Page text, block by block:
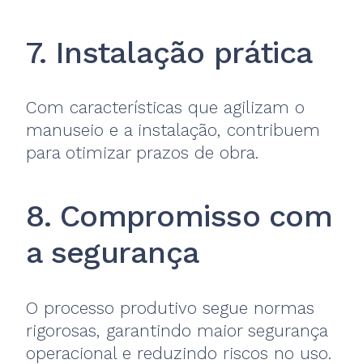
7. Instalação prática
Com características que agilizam o
manuseio e a instalação, contribuem
para otimizar prazos de obra.
8. Compromisso com
a segurança
O processo produtivo segue normas
rigorosas, garantindo maior segurança
operacional e reduzindo riscos no uso.